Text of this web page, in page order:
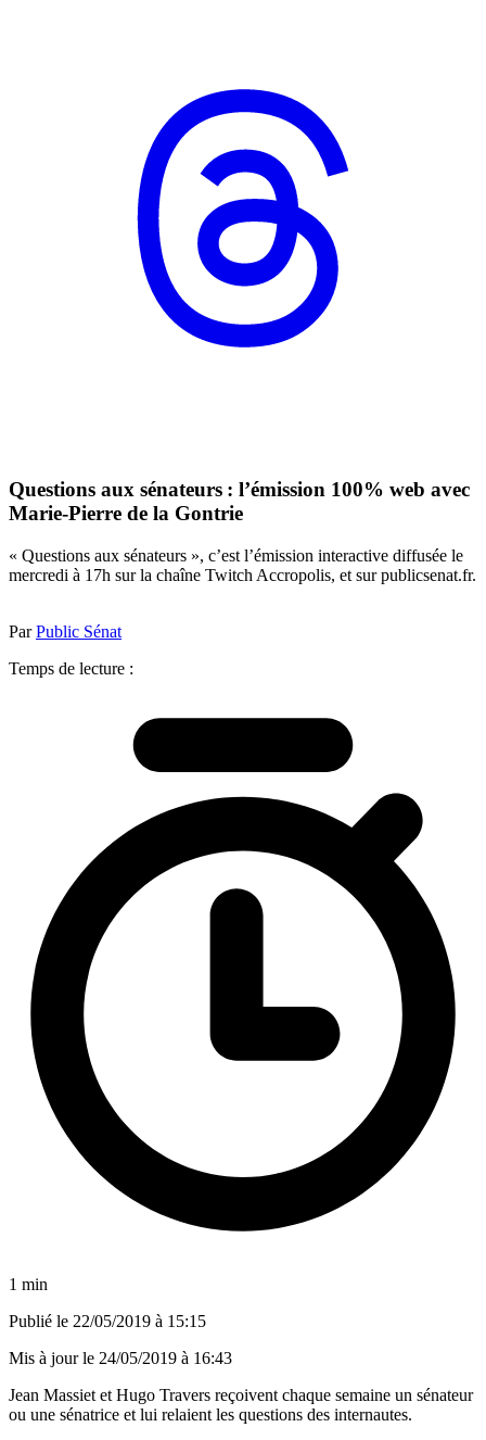
Questions aux sénateurs : l’émission 100% web avec
Marie-Pierre de la Gontrie
« Questions aux sénateurs », c’est l’émission interactive diffusée le
mercredi à 17h sur la chaîne Twitch Accropolis, et sur publicsenat.fr.
ParPublic Sénat
Temps de lecture :
1 min
Publié le 22/05/2019 à 15:15
Mis à jour le 24/05/2019 à 16:43
Jean Massiet et Hugo Travers reçoivent chaque semaine un sénateur
ou une sénatrice et lui relaient les questions des internautes.